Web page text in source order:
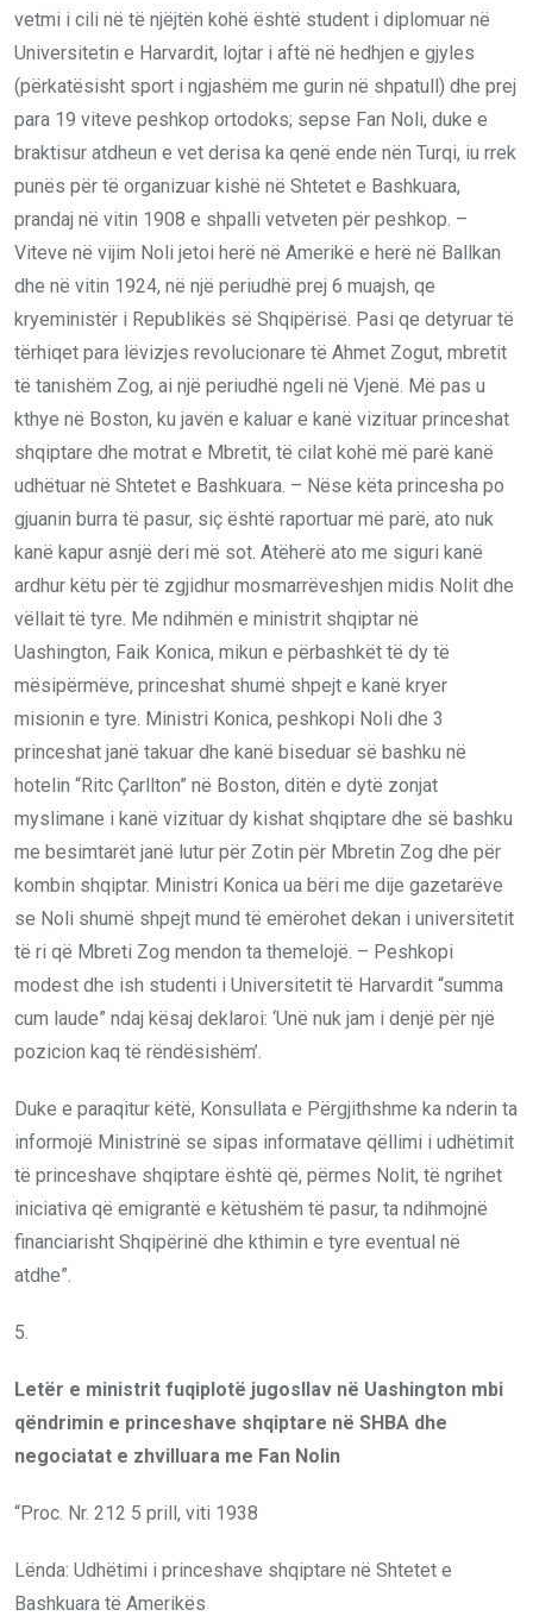
vetmi i cili në të njëjtën kohë është student i diplomuar në
Universitetin e Harvardit, lojtar i aftë në hedhjen e gjyles
(përkatësisht sport i ngjashëm me gurin në shpatull) dhe prej
para 19 viteve peshkop ortodoks; sepse Fan Noli, duke e
braktisur atdheun e vet derisa ka qenë ende nën Turqi, iu rrek
punës për të organizuar kishë në Shtetet e Bashkuara,
prandaj në vitin 1908 e shpalli vetveten për peshkop. –
Viteve në vijim Noli jetoi herë në Amerikë e herë në Ballkan
dhe në vitin 1924, në një periudhë prej 6 muajsh, qe
kryeministër i Republikës së Shqipërisë. Pasi qe detyruar të
tërhiqet para lëvizjes revolucionare të Ahmet Zogut, mbretit
të tanishëm Zog, ai një periudhë ngeli në Vjenë. Më pas u
kthye në Boston, ku javën e kaluar e kanë vizituar princeshat
shqiptare dhe motrat e Mbretit, të cilat kohë më parë kanë
udhëtuar në Shtetet e Bashkuara. – Nëse këta princesha po
gjuanin burra të pasur, siç është raportuar më parë, ato nuk
kanë kapur asnjë deri më sot. Atëherë ato me siguri kanë
ardhur këtu për të zgjidhur mosmarrëveshjen midis Nolit dhe
vëllait të tyre. Me ndihmën e ministrit shqiptar në
Uashington, Faik Konica, mikun e përbashkët të dy të
mësipërmëve, princeshat shumë shpejt e kanë kryer
misionin e tyre. Ministri Konica, peshkopi Noli dhe 3
princeshat janë takuar dhe kanë biseduar së bashku në
hotelin “Ritc Çarllton” në Boston, ditën e dytë zonjat
myslimane i kanë vizituar dy kishat shqiptare dhe së bashku
me besimtarët janë lutur për Zotin për Mbretin Zog dhe për
kombin shqiptar. Ministri Konica ua bëri me dije gazetarëve
se Noli shumë shpejt mund të emërohet dekan i universitetit
të ri që Mbreti Zog mendon ta themelojë. – Peshkopi
modest dhe ish studenti i Universitetit të Harvardit “summa
cum laude” ndaj kësaj deklaroi: ‘Unë nuk jam i denjë për një
pozicion kaq të rëndësishëm’.
Duke e paraqitur këtë, Konsullata e Përgjithshme ka nderin ta
informojë Ministrinë se sipas informatave qëllimi i udhëtimit
të princeshave shqiptare është që, përmes Nolit, të ngrihet
iniciativa që emigrantë e këtushëm të pasur, ta ndihmojnë
financiarisht Shqipërinë dhe kthimin e tyre eventual në
atdhe”.
5.
Letër e ministrit fuqiplotë jugosllav në Uashington mbi
qëndrimin e princeshave shqiptare në SHBA dhe
negociatat e zhvilluara me Fan Nolin
“Proc. Nr. 212 5 prill, viti 1938
Lënda: Udhëtimi i princeshave shqiptare në Shtetet e
Bashkuara të Amerikës